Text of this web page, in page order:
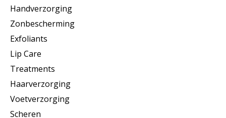
Handverzorging
Zonbescherming
Exfoliants
Lip Care
Treatments
Haarverzorging
Voetverzorging
Scheren